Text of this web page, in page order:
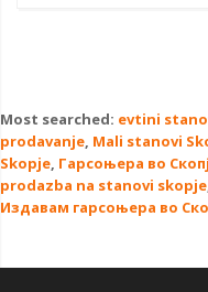
Most searched: evtini
prodavanje, Mali stanovi
Skopje, Гарсоњера во
prodazba na stanovi skopje
Издавам гарсоњера во